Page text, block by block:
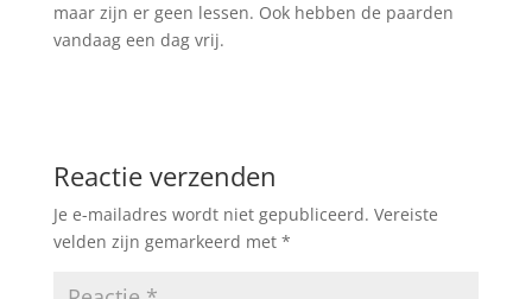
maar zijn er geen lessen. Ook hebben de paarden
vandaag een dag vrij.
Reactie verzenden
Je e-mailadres wordt niet gepubliceerd. Vereiste
velden zijn gemarkeerd met *